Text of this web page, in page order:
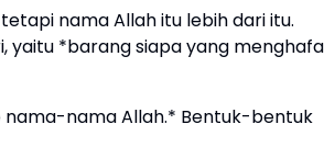
nama Allah itu lebih dari itu.
yaitu *barang siapa yang
nama Allah.* Bentuk-bentuk